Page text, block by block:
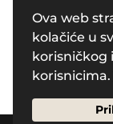
Ova web
kolačiće u
korisničkog
korisnicima.
Njega
Recent